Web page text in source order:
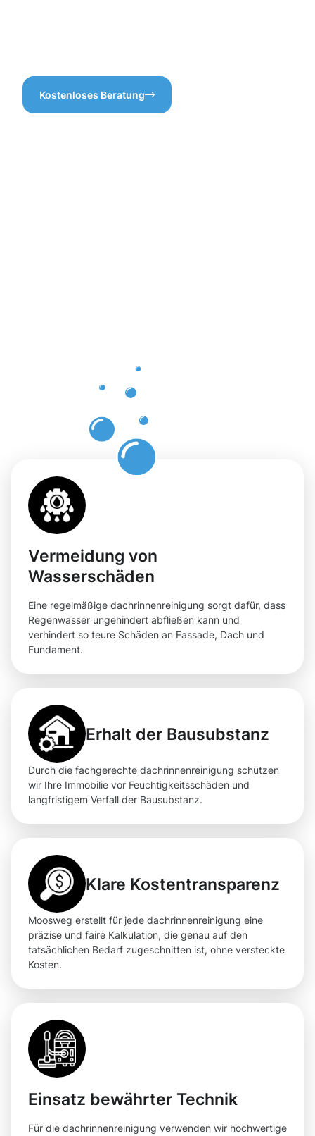
Kostenloses Beratung
Vermeidung von
Wasserschäden
Eine regelmäßige dachrinnenreinigung sorgt dafür, dass
Regenwasser ungehindert abfließen kann und
verhindert so teure Schäden an Fassade, Dach und
Fundament.
Erhalt der Bausubstanz
Durch die fachgerechte dachrinnenreinigung schützen
wir Ihre Immobilie vor Feuchtigkeitsschäden und
langfristigem Verfall der Bausubstanz.
Klare Kostentransparenz
Moosweg erstellt für jede dachrinnenreinigung eine
präzise und faire Kalkulation, die genau auf den
tatsächlichen Bedarf zugeschnitten ist, ohne versteckte
Kosten.
Einsatz bewährter Technik
Für die dachrinnenreinigung verwenden wir hochwertige